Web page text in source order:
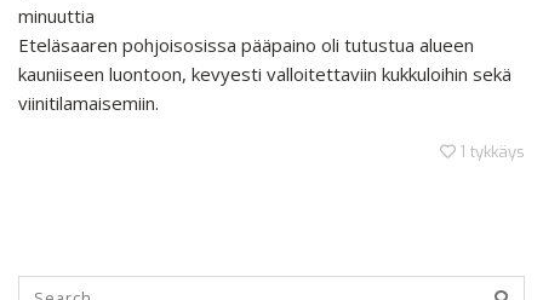
minuuttia
Eteläsaaren pohjoisosissa pääpaino oli tutustua alueen
kauniiseen luontoon, kevyesti valloitettaviin kukkuloihin sekä
viinitilamaisemiin.
1 tykkäys